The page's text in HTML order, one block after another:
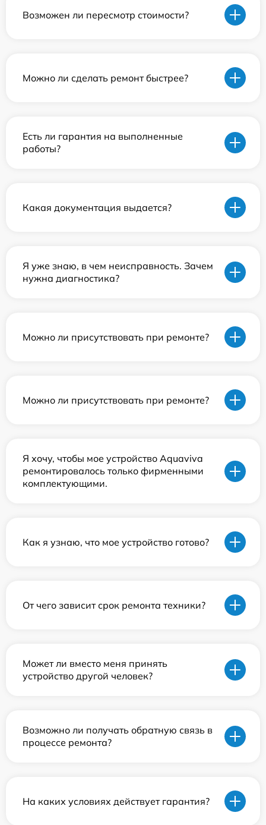
Возможен ли пересмотр стоимости?
Можно ли сделать ремонт быстрее?
Есть ли гарантия на выполненные
работы?
Какая документация выдается?
Я уже знаю, в чем неисправность. Зачем
нужна диагностика?
Можно ли присутствовать при ремонте?
Можно ли присутствовать при ремонте?
Я хочу, чтобы мое устройство Aquaviva
ремонтировалось только фирменными
комплектующими.
Как я узнаю, что мое устройство готово?
От чего зависит срок ремонта техники?
Может ли вместо меня принять
устройство другой человек?
Возможно ли получать обратную связь в
процессе ремонта?
На каких условиях действует гарантия?